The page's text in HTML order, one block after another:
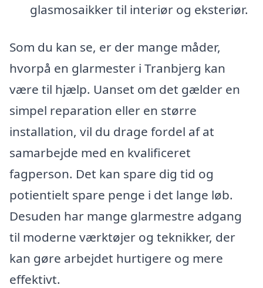
glasmosaikker til interiør og eksteriør.
Som du kan se, er der mange måder,
hvorpå en glarmester i Tranbjerg kan
være til hjælp. Uanset om det gælder en
simpel reparation eller en større
installation, vil du drage fordel af at
samarbejde med en kvalificeret
fagperson. Det kan spare dig tid og
potientielt spare penge i det lange løb.
Desuden har mange glarmestre adgang
til moderne værktøjer og teknikker, der
kan gøre arbejdet hurtigere og mere
effektivt.